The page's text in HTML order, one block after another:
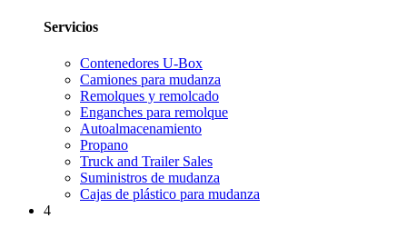
Servicios
Contenedores U-Box
Camiones para mudanza
Remolques y remolcado
Enganches para remolque
Autoalmacenamiento
Propano
Truck and Trailer Sales
Suministros de mudanza
Cajas de plástico para mudanza
4